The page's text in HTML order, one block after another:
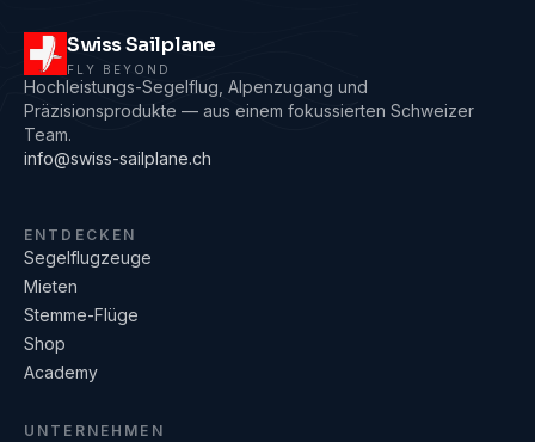
Swiss Sailplane
FLY BEYOND
Hochleistungs-Segelflug, Alpenzugang und
Präzisionsprodukte — aus einem fokussierten Schweizer
Team.
info@swiss-sailplane.ch
ENTDECKEN
Segelflugzeuge
Mieten
Stemme-Flüge
Shop
Academy
UNTERNEHMEN